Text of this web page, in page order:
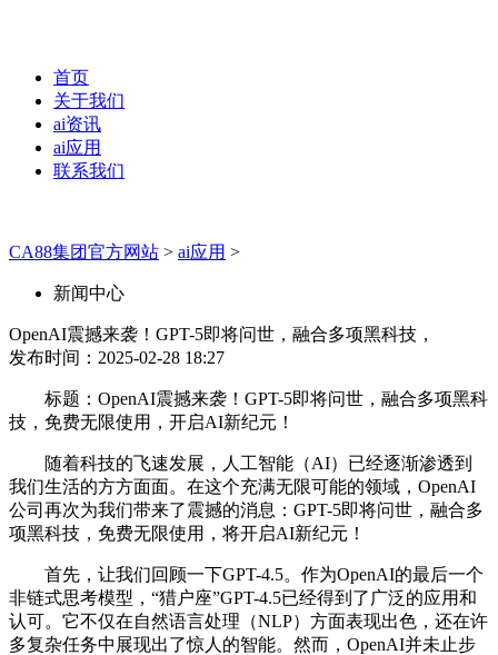
首页
关于我们
ai资讯
ai应用
联系我们
CA88集团官方网站 > ai应用 >
新闻中心
OpenAI震撼来袭！GPT-5即将问世，融合多项黑科技，
发布时间：2025-02-28 18:27
标题：OpenAI震撼来袭！GPT-5即将问世，融合多项黑科
技，免费无限使用，开启AI新纪元！
随着科技的飞速发展，人工智能（AI）已经逐渐渗透到
我们生活的方方面面。在这个充满无限可能的领域，OpenAI
公司再次为我们带来了震撼的消息：GPT-5即将问世，融合多
项黑科技，免费无限使用，将开启AI新纪元！
首先，让我们回顾一下GPT-4.5。作为OpenAI的最后一个
非链式思考模型，“猎户座”GPT-4.5已经得到了广泛的应用和
认可。它不仅在自然语言处理（NLP）方面表现出色，还在许
多复杂任务中展现出了惊人的智能。然而，OpenAI并未止步